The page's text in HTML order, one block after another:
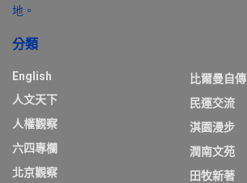
地。
分類
English
人文天下
人權觀察
六四專欄
北京觀察
比爾曼自傳
民運交流
淇園漫步
潤南文苑
田牧新著